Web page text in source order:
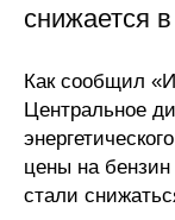
снижается
Как сообщил
Центральное
цены на
стали